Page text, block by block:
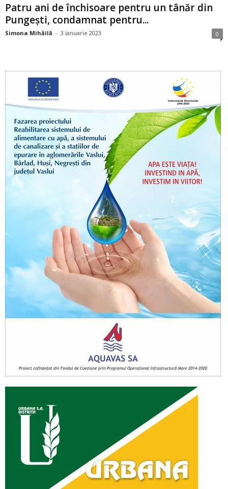
Patru ani de închisoare pentru un tânăr din
Pungești, condamnat pentru...
Simona Mihăilă - 3 ianuarie 2023 0